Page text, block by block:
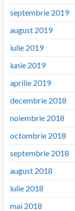
septembrie 2019
august 2019
iulie 2019
iunie 2019
aprilie 2019
decembrie 2018
noiembrie 2018
octombrie 2018
septembrie 2018
august 2018
iulie 2018
mai 2018